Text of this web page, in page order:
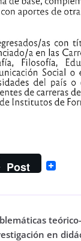
Post
teórico-
en